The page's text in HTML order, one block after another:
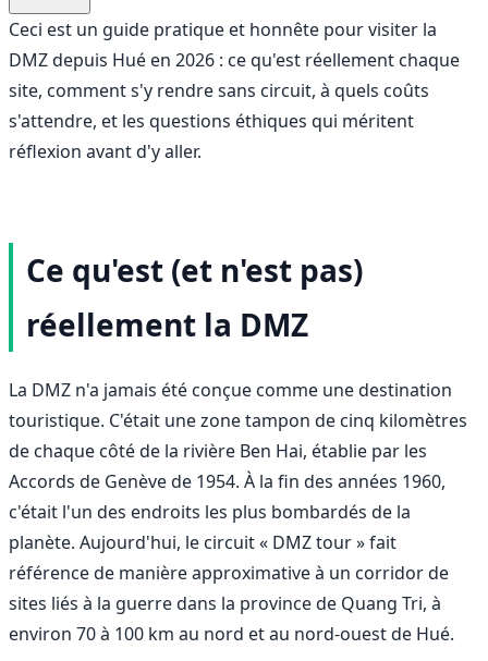
Ceci est un guide pratique et honnête pour visiter la
DMZ depuis Hué en 2026 : ce qu'est réellement chaque
site, comment s'y rendre sans circuit, à quels coûts
s'attendre, et les questions éthiques qui méritent
réflexion avant d'y aller.
Ce qu'est (et n'est pas)
réellement la DMZ
La DMZ n'a jamais été conçue comme une destination
touristique. C'était une zone tampon de cinq kilomètres
de chaque côté de la rivière Ben Hai, établie par les
Accords de Genève de 1954. À la fin des années 1960,
c'était l'un des endroits les plus bombardés de la
planète. Aujourd'hui, le circuit « DMZ tour » fait
référence de manière approximative à un corridor de
sites liés à la guerre dans la province de Quang Tri, à
environ 70 à 100 km au nord et au nord-ouest de Hué.